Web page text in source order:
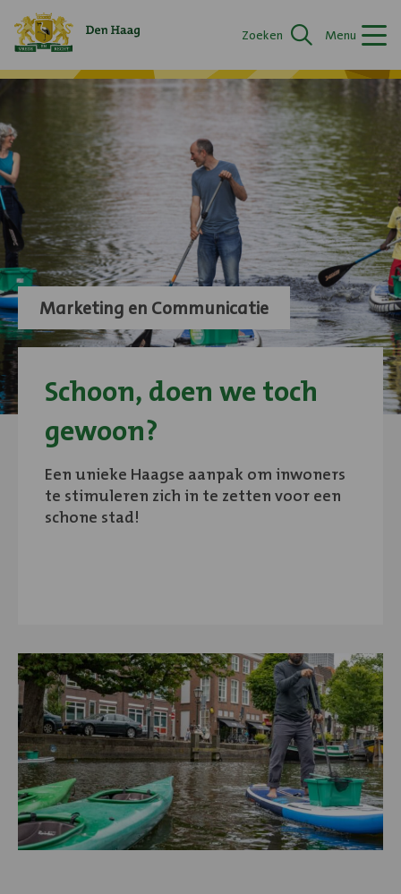
Logo
van
en
link
naar
homepage
Zoeken Menu
Marketing en Communicatie
Schoon, doen we toch
gewoon?
Een unieke Haagse aanpak om inwoners
te stimuleren zich in te zetten voor een
schone stad!